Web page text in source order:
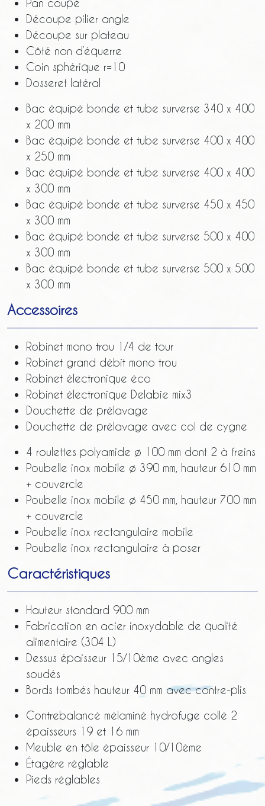
Pan coupé
Découpe pilier angle
Découpe sur plateau
Côté non d’équerre
Coin sphérique r=10
Dosseret latéral
Bac équipé bonde et tube surverse 340 x 400
x 200 mm
Bac équipé bonde et tube surverse 400 x 400
x 250 mm
Bac équipé bonde et tube surverse 400 x 400
x 300 mm
Bac équipé bonde et tube surverse 450 x 450
x 300 mm
Bac équipé bonde et tube surverse 500 x 400
x 300 mm
Bac équipé bonde et tube surverse 500 x 500
x 300 mm
Accessoires
Robinet mono trou 1/4 de tour
Robinet grand débit mono trou
Robinet électronique éco
Robinet électronique Delabie mix3
Douchette de prélavage
Douchette de prélavage avec col de cygne
4 roulettes polyamide ø 100 mm dont 2 à freins
Poubelle inox mobile ø 390 mm, hauteur 610 mm
+ couvercle
Poubelle inox mobile ø 450 mm, hauteur 700 mm
+ couvercle
Poubelle inox rectangulaire mobile
Poubelle inox rectangulaire à poser
Caractéristiques
Hauteur standard 900 mm
Fabrication en acier inoxydable de qualité
alimentaire (304 L)
Dessus épaisseur 15/10ème avec angles
soudés
Bords tombés hauteur 40 mm avec contre-plis
Contrebalancé mélaminé hydrofuge collé 2
épaisseurs 19 et 16 mm
Meuble en tôle épaisseur 10/10ème
Étagère réglable
Pieds réglables